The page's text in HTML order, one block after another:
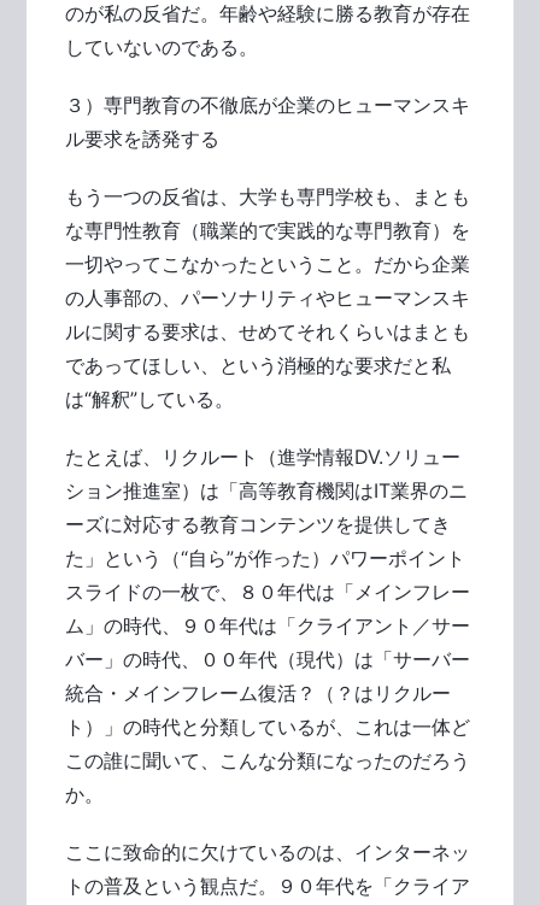
のが私の反省だ。年齢や経験に勝る教育が存在
していないのである。
３）専門教育の不徹底が企業のヒューマンスキ
ル要求を誘発する
もう一つの反省は、大学も専門学校も、まとも
な専門性教育（職業的で実践的な専門教育）を
一切やってこなかったということ。だから企業
の人事部の、パーソナリティやヒューマンスキ
ルに関する要求は、せめてそれくらいはまとも
であってほしい、という消極的な要求だと私
は“解釈”している。
たとえば、リクルート（進学情報DV.ソリュー
ション推進室）は「高等教育機関はIT業界のニ
ーズに対応する教育コンテンツを提供してき
た」という（“自ら”が作った）パワーポイント
スライドの一枚で、８０年代は「メインフレー
ム」の時代、９０年代は「クライアント／サー
バー」の時代、００年代（現代）は「サーバー
統合・メインフレーム復活？（？はリクルー
ト）」の時代と分類しているが、これは一体ど
この誰に聞いて、こんな分類になったのだろう
か。
ここに致命的に欠けているのは、インターネッ
トの普及という観点だ。９０年代を「クライア